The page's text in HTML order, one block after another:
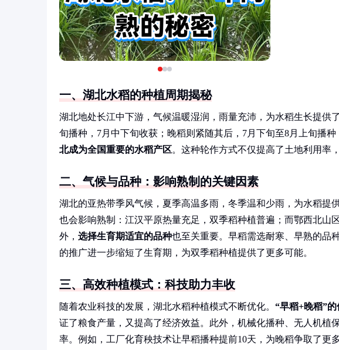
一、湖北水稻的种植周期揭秘
湖北地处长江中下游，气候温暖湿润，雨量充沛，为水稻生长提供
旬播种，7月中下旬收获；晚稻则紧随其后，7月下旬至8月上旬播种
北成为全国重要的水稻产区。这种轮作方式不仅提高了土地利用率
二、气候与品种：影响熟制的关键因素
湖北的亚热带季风气候，夏季高温多雨，冬季温和少雨，为水稻提
也会影响熟制：江汉平原热量充足，双季稻种植普遍；而鄂西北山
外， 选择生育期适宜的品种也至关重要。早稻需选耐寒、早熟的品
的推广进一步缩短了生育期，为双季稻种植提供了更多可能。
三、高效种植模式：科技助力丰收
随着农业科技的发展，湖北水稻种植模式不断优化。 “早稻+晚稻”
证了粮食产量，又提高了经济效益。此外，机械化播种、无人机植
率。例如，工厂化育秧技术让早稻播种提前10天，为晚稻争取了更